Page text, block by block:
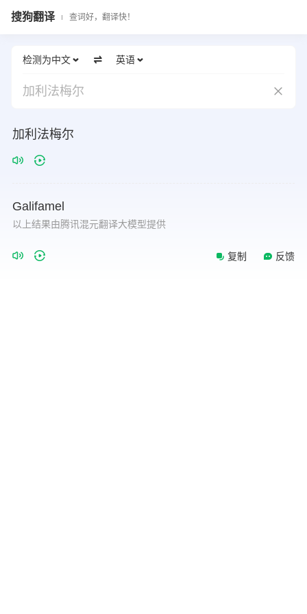
搜狗翻译 查词好，翻译快！
检测为中文 英语
加利法梅尔
加利法梅尔
Galifamel
以上结果由腾讯混元翻译大模型提供
复制 反馈